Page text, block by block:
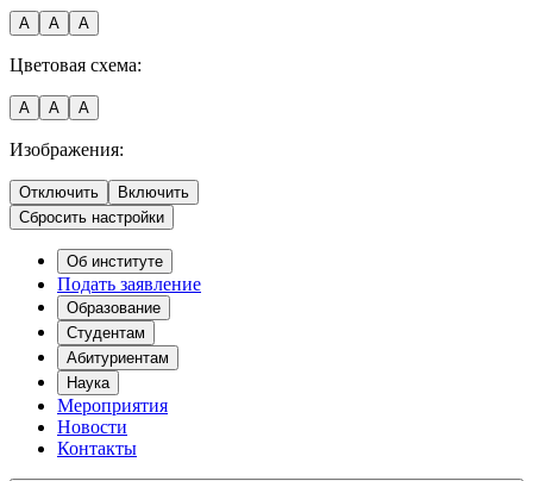
A A A
Цветовая схема:
A A A
Изображения:
Отключить
Включить
Сбросить настройки
Об институте
Подать заявление
Образование
Студентам
Абитуриентам
Наука
Мероприятия
Новости
Контакты